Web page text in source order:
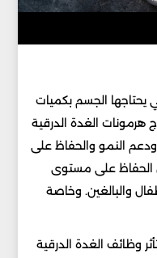
يحتاجها الجسم بكميات
هرمونات الغدة الدرقية
النمو والحفاظ على
الحفاظ على مستوى
والبالغين. وخاصة
وظائف الغدة الدرقية